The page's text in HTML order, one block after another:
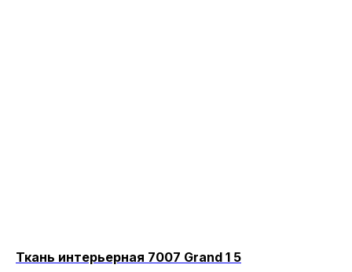
Ткань интерьерная 7007 Grand 1 5